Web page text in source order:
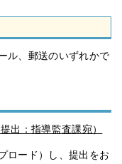
ル、郵送のいずれかで
出：指導監査課宛）
ロード）し、提出をお